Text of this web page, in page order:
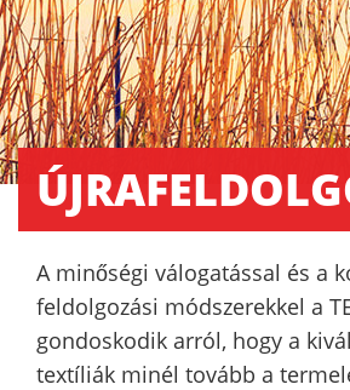
A minőségi válogatással és a
feldolgozási módszerekkel a
gondoskodik arról, hogy a
textíliák minél tovább a